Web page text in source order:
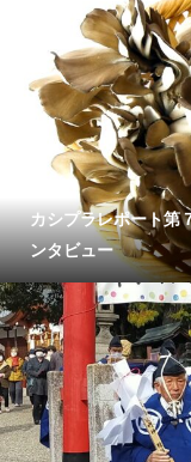
カシプラレポート
ンタビュー